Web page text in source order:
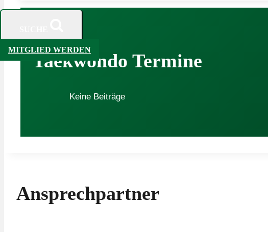
MITGLIED WERDEN
Taekwondo Termine
Keine Beiträge
Ansprechpartner